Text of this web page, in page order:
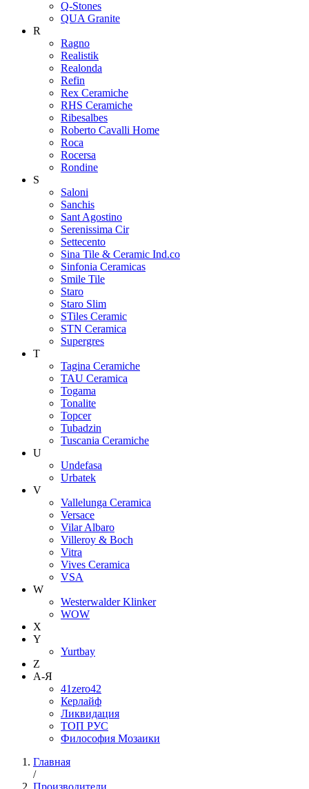
Q-Stones
QUA Granite
R
Ragno
Realistik
Realonda
Refin
Rex Ceramiche
RHS Ceramiche
Ribesalbes
Roberto Cavalli Home
Roca
Rocersa
Rondine
S
Saloni
Sanchis
Sant Agostino
Serenissima Cir
Settecento
Sina Tile & Ceramic Ind.co
Sinfonia Ceramicas
Smile Tile
Staro
Staro Slim
STiles Ceramic
STN Ceramica
Supergres
T
Tagina Ceramiche
TAU Ceramica
Togama
Tonalite
Topcer
Tubadzin
Tuscania Ceramiche
U
Undefasa
Urbatek
V
Vallelunga Ceramica
Versace
Vilar Albaro
Villeroy & Boch
Vitra
Vives Ceramica
VSA
W
Westerwalder Klinker
WOW
X
Y
Yurtbay
Z
А-Я
41zero42
Керлайф
Ликвидация
ТОП РУС
Философия Мозаики
Главная
/
Производители